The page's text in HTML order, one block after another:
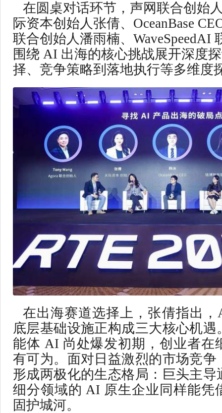
在圆桌对话环节，声网联合创始
际资本创始人张倩、OceanBase
联合创始人潘雨楠、WaveSpeedAI
围绕 AI 出海的核心挑战展开深度
择、竞争策略到落地执行等多维度
在出海赛道选择上，张倩指出，
底层基础设施正构成三大核心机
能体 AI 尚处爆发初期，创业者在
有可为。面对日益激烈的市场竞争
形成两极化的生态格局：巨头主导
细分领域的 AI 原生企业同样能凭
固护城河。